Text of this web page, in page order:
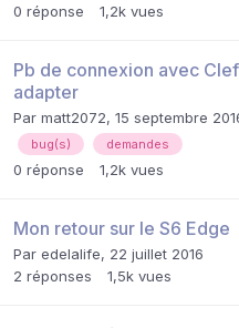
0 réponse 1,2k vues
Pb de connexion avec
adapter
Par matt2072, 15 septembre
bug(s) demandes
0 réponse 1,2k vues
Mon retour sur le S6 Edge
Par edelalife, 22 juillet 2016
2 réponses 1,5k vues